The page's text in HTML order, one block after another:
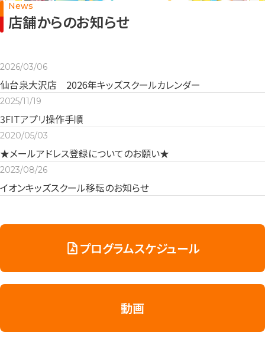
News
店舗からのお知らせ
2026/03/06
仙台泉大沢店 2026年キッズスクールカレンダー
2025/11/19
3FITアプリ操作手順
2020/05/03
★メールアドレス登録についてのお願い★
2023/08/26
イオンキッズスクール移転のお知らせ
プログラムスケジュール
動画